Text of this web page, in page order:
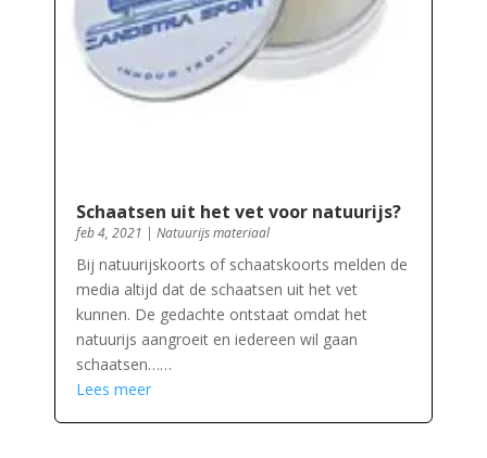
Schaatsen uit het vet voor natuurijs?
feb 4, 2021 | Natuurijs materiaal
Bij natuurijskoorts of schaatskoorts melden de
media altijd dat de schaatsen uit het vet
kunnen. De gedachte ontstaat omdat het
natuurijs aangroeit en iedereen wil gaan
schaatsen……
Lees meer